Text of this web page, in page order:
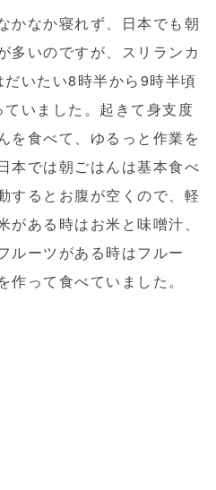
かなか寝れず、日本でも朝
多いのですが、スリランカ
いたい8時半から9時半頃
いました。起きて身支度
を食べて、ゆるっと作業を
本では朝ごはんは基本食べ
するとお腹が空くので、軽
がある時はお米と味噌汁、
ルーツがある時はフルー
って食べていました。